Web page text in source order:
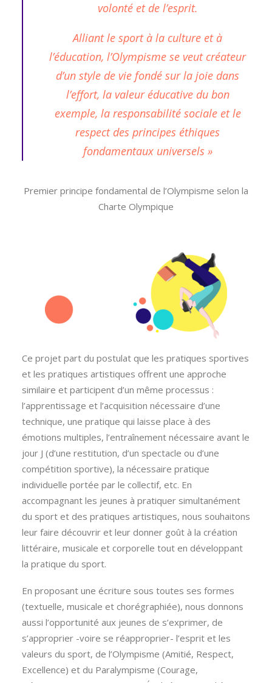
volonté et de l’esprit.
Alliant le sport à la culture et à
l’éducation, l’Olympisme se veut créateur
d’un style de vie fondé sur la joie dans
l’effort, la valeur éducative du bon
exemple, la responsabilité sociale et le
respect des principes éthiques
fondamentaux universels »
Premier principe fondamental de l’Olympisme selon la
Charte Olympique
Ce projet part du postulat que les pratiques sportives
et les pratiques artistiques offrent une approche
similaire et participent d’un même processus :
l’apprentissage et l’acquisition nécessaire d’une
technique, une pratique qui laisse place à des
émotions multiples, l’entraînement nécessaire avant le
jour J (d’une restitution, d’un spectacle ou d’une
compétition sportive), la nécessaire pratique
individuelle portée par le collectif, etc. En
accompagnant les jeunes à pratiquer simultanément
du sport et des pratiques artistiques, nous souhaitons
leur faire découvrir et leur donner goût à la création
littéraire, musicale et corporelle tout en développant
la pratique du sport.
En proposant une écriture sous toutes ses formes
(textuelle, musicale et chorégraphiée), nous donnons
aussi l’opportunité aux jeunes de s’exprimer, de
s’approprier -voire se réapproprier- l’esprit et les
valeurs du sport, de l’Olympisme (Amitié, Respect,
Excellence) et du Paralympisme (Courage,